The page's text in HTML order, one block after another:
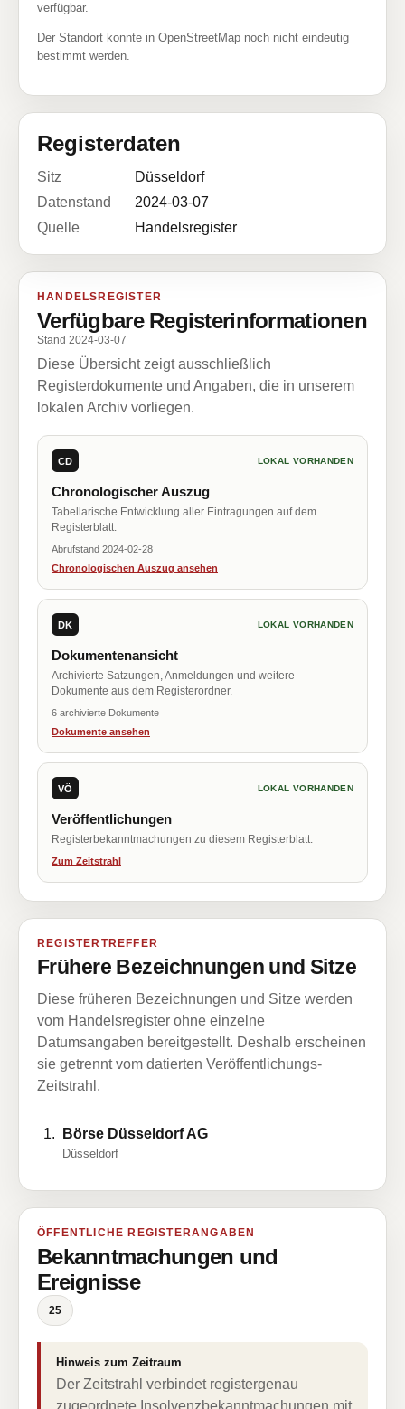
verfügbar.
Der Standort konnte in OpenStreetMap noch nicht eindeutig
bestimmt werden.
Registerdaten
Sitz
Düsseldorf
Datenstand
2024-03-07
Quelle
Handelsregister
HANDELSREGISTER
Verfügbare Registerinformationen
Stand 2024-03-07
Diese Übersicht zeigt ausschließlich
Registerdokumente und Angaben, die in unserem
lokalen Archiv vorliegen.
CD LOKAL VORHANDEN
Chronologischer Auszug
Tabellarische Entwicklung aller Eintragungen auf dem
Registerblatt.
Abrufstand 2024-02-28
Chronologischen Auszug ansehen
DK LOKAL VORHANDEN
Dokumentenansicht
Archivierte Satzungen, Anmeldungen und weitere
Dokumente aus dem Registerordner.
6 archivierte Dokumente
Dokumente ansehen
VÖ LOKAL VORHANDEN
Veröffentlichungen
Registerbekanntmachungen zu diesem Registerblatt.
Zum Zeitstrahl
REGISTERTREFFER
Frühere Bezeichnungen und Sitze
Diese früheren Bezeichnungen und Sitze werden
vom Handelsregister ohne einzelne
Datumsangaben bereitgestellt. Deshalb erscheinen
sie getrennt vom datierten Veröffentlichungs-
Zeitstrahl.
Börse Düsseldorf AG
Düsseldorf
ÖFFENTLICHE REGISTERANGABEN
Bekanntmachungen und
Ereignisse
25
Hinweis zum Zeitraum
Der Zeitstrahl verbindet registergenau
zugeordnete Insolvenzbekanntmachungen mit